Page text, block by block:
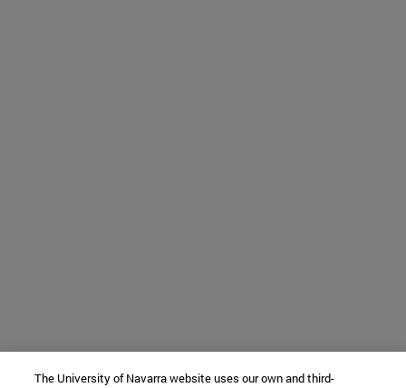
The University of Navarra website uses our own and third-